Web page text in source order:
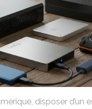
disposer d’un